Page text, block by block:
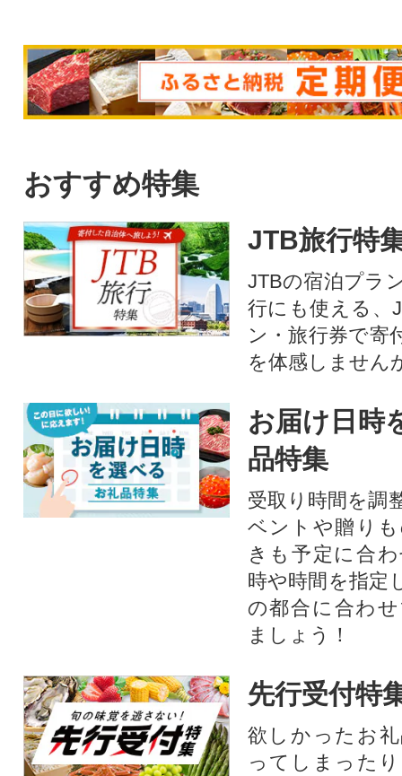
おすすめ特集
JTB旅行特
JTBの宿泊プラ
行にも使える、
ン・旅行券で寄
を体感しません
お届け日時
品特集
受取り時間を調
ベントや贈り
きも予定に合
時や時間を指定
の都合に合わ
ましょう！
先行受付特
欲しかったお
ってしまった